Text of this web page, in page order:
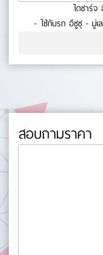
- ใช้กับรถ อีซูซุ - มู่
มา
สอบถามราคา